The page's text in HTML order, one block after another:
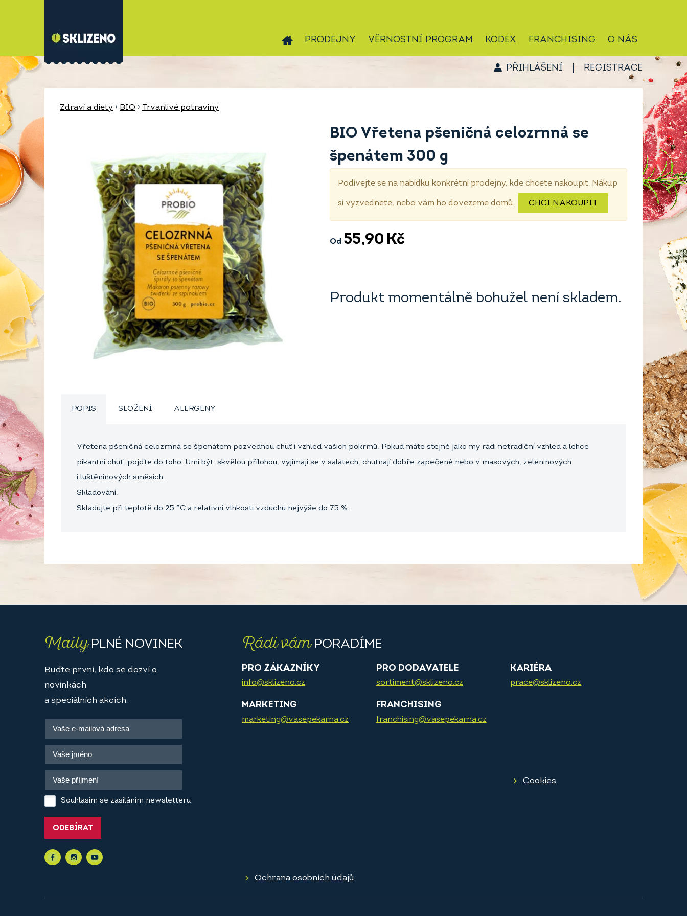
PRODEJNY VĚRNOSTNÍ PROGRAM KODEX FRANCHISING O NÁS
PŘIHLÁŠENÍ REGISTRACE
Zdraví a diety › BIO › Trvanlivé potraviny
BIO Vřetena pšeničná celozrnná se
špenátem 300 g
Podívejte se na nabídku konkrétní prodejny, kde chcete nakoupit. Nákup
si vyzvednete, nebo vám ho dovezeme domů. CHCI NAKOUPIT
Od 55,90 Kč
Produkt momentálně bohužel není skladem.
POPIS SLOŽENÍ ALERGENY
Vřetena pšeničná celozrnná se špenátem pozvednou chuť i vzhled vašich pokrmů. Pokud máte stejně jako my rádi netradiční vzhled a lehce
pikantní chuť, pojďte do toho. Umí být skvělou přílohou, vyjímají se v salátech, chutnají dobře zapečené nebo v masových, zeleninových
i luštěninových směsích.
Skladování:
Skladujte při teplotě do 25 °C a relativní vlhkosti vzduchu nejvýše do 75 %.
MailyPLNÉ NOVINEK
Buďte první, kdo se dozví o
novinkách
a speciálních akcích.
Souhlasím se zasíláním newsletteru
ODEBÍRAT
Rádi vámPORADÍME
PRO ZÁKAZNÍKY
info@sklizeno.cz
PRO DODAVATELE
sortiment@sklizeno.cz
KARIÉRA
prace@sklizeno.cz
MARKETING
marketing@vasepekarna.cz
FRANCHISING
franchising@vasepekarna.cz
Cookies
Ochrana osobních údajů